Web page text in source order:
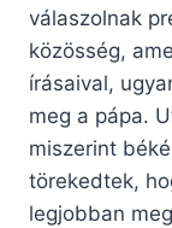
válaszolnak
közösség,
írásaival,
meg a pápa.
miszerint
törekedtek,
legjobban